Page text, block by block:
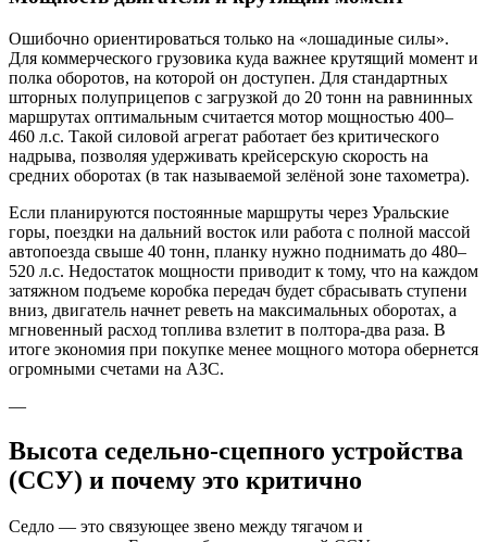
Ошибочно ориентироваться только на «лошадиные силы».
Для коммерческого грузовика куда важнее крутящий момент и
полка оборотов, на которой он доступен. Для стандартных
шторных полуприцепов с загрузкой до 20 тонн на равнинных
маршрутах оптимальным считается мотор мощностью 400–
460 л.с. Такой силовой агрегат работает без критического
надрыва, позволяя удерживать крейсерскую скорость на
средних оборотах (в так называемой зелёной зоне тахометра).
Если планируются постоянные маршруты через Уральские
горы, поездки на дальний восток или работа с полной массой
автопоезда свыше 40 тонн, планку нужно поднимать до 480–
520 л.с. Недостаток мощности приводит к тому, что на каждом
затяжном подъеме коробка передач будет сбрасывать ступени
вниз, двигатель начнет реветь на максимальных оборотах, а
мгновенный расход топлива взлетит в полтора-два раза. В
итоге экономия при покупке менее мощного мотора обернется
огромными счетами на АЗС.
—
Высота седельно-сцепного устройства
(ССУ) и почему это критично
Седло — это связующее звено между тягачом и